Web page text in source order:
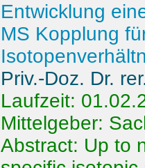
Entwicklung
MS Kopplung
Priv.-Doz. Dr.
Laufzeit:
Mittelgeber:
Abstract: Up to